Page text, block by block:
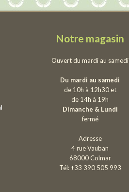
Notre magasin
Ouvert du mardi au samedi
Du mardi au samedi
de 10h à 12h30 et
de 14h à 19h
Dimanche & Lundi
fermé
Adresse
4 rue Vauban
68000 Colmar
Tél: +33 390 505 993